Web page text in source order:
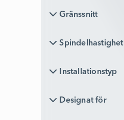
Gränssnitt
Gränssnitt
Spindelhastighet
Spindelhastighet
Installationstyp
Installationstyp
Designat för
Designat för